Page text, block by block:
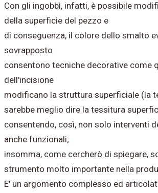
Con gli ingobbì, infatti, è possibile
della superficie del pezzo e
di conseguenza, il colore dello smalto
sovrapposto
consentono tecniche decorative come
dell'incisione
modificano la struttura superficiale (la
sarebbe meglio dire la tessitura
consentendo, così, non solo interventi
anche funzionali;
insomma, come cercherò di spiegare,
strumento molto importante nella
E' un argomento complesso ed